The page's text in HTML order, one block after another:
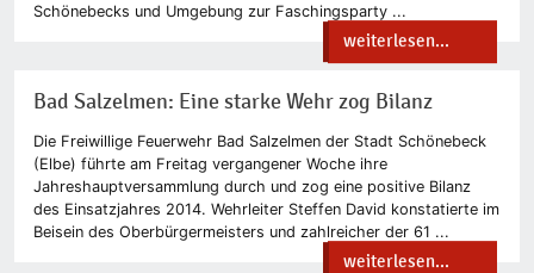
Schönebecks und Umgebung zur Faschingsparty ...
weiterlesen...
Bad Salzelmen: Eine starke Wehr zog Bilanz
Die Freiwillige Feuerwehr Bad Salzelmen der Stadt Schönebeck
(Elbe) führte am Freitag vergangener Woche ihre
Jahreshauptversammlung durch und zog eine positive Bilanz
des Einsatzjahres 2014. Wehrleiter Steffen David konstatierte im
Beisein des Oberbürgermeisters und zahlreicher der 61 ...
weiterlesen...